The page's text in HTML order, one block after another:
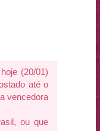
(20/01)
até o
vencedora
ou que